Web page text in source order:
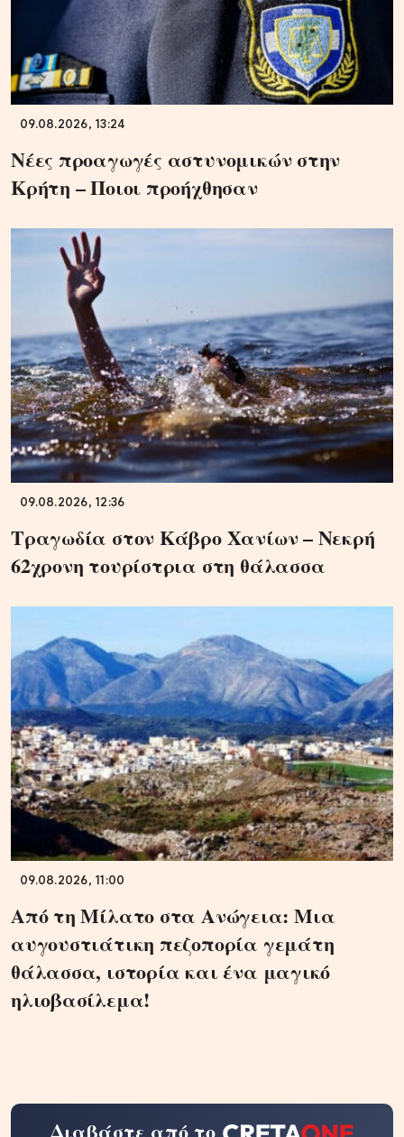
09.08.2026, 13:24
Νέες προαγωγές αστυνομικών στην
Κρήτη – Ποιοι προήχθησαν
09.08.2026, 12:36
Τραγωδία στον Κάβρο Χανίων – Νεκρή
62χρονη τουρίστρια στη θάλασσα
09.08.2026, 11:00
Από τη Μίλατο στα Ανώγεια: Μια
αυγουστιάτικη πεζοπορία γεμάτη
θάλασσα, ιστορία και ένα μαγικό
ηλιοβασίλεμα!